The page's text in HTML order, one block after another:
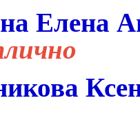
Елена